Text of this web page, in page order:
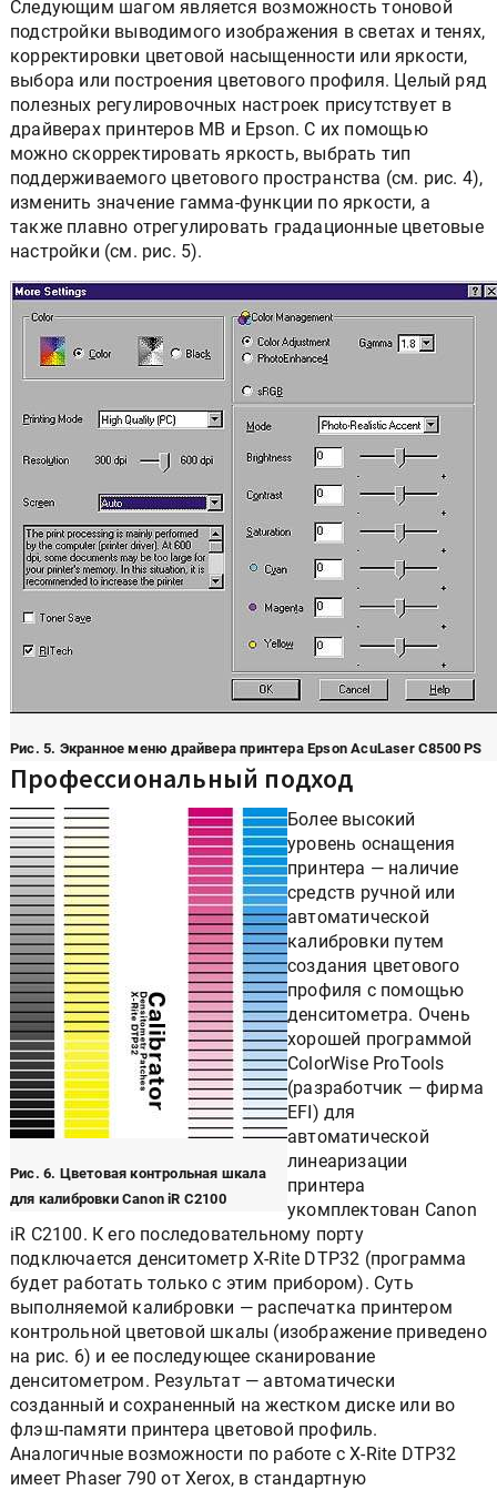
Следующим шагом является возможность тоновой
подстройки выводимого изображения в светах и тенях,
корректировки цветовой насыщенности или яркости,
выбора или построения цветового профиля. Целый ряд
полезных регулировочных настроек присутствует в
драйверах принтеров MB и Epson. С их помощью
можно скорректировать яркость, выбрать тип
поддерживаемого цветового пространства (см. рис. 4),
изменить значение гамма-функции по яркости, а
также плавно отрегулировать градационные цветовые
настройки (см. рис. 5).
Рис. 5. Экранное меню драйвера принтера Epson AcuLaser C8500 PS
Профессиональный подход
Рис. 6. Цветовая контрольная шкала
для калибровки Canon iR C2100
Более высокий
уровень оснащения
принтера — наличие
средств ручной или
автоматической
калибровки путем
создания цветового
профиля с помощью
денситометра. Очень
хорошей программой
ColorWise ProTools
(разработчик — фирма
EFI) для
автоматической
линеаризации
принтера
укомплектован Canon
iR C2100. К его последовательному порту
подключается денситометр X-Rite DTP32 (программа
будет работать только с этим прибором). Суть
выполняемой калибровки — распечатка принтером
контрольной цветовой шкалы (изображение приведено
на рис. 6) и ее последующее сканирование
денситометром. Результат — автоматически
созданный и сохраненный на жестком диске или во
флэш-памяти принтера цветовой профиль.
Аналогичные возможности по работе с X-Rite DTP32
имеет Phaser 790 от Xerox, в стандартную